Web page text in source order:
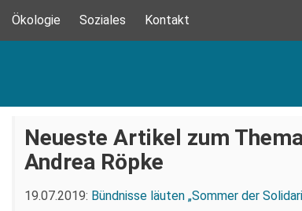
Ökologie Soziales Kontakt
Neueste Artikel zum
Andrea Röpke
19.07.2019: Bündnisse läuten „Sommer der